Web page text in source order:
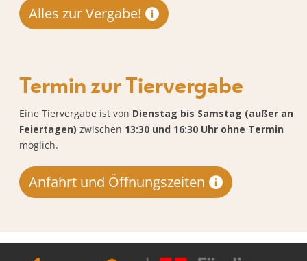
Alles zur Vergabe!
Termin zur Tiervergabe
Eine Tiervergabe ist von Dienstag bis Samstag (außer an
Feiertagen) zwischen 13:30 und 16:30 Uhr ohne Termin
möglich.
Anfahrt und Öffnungszeiten